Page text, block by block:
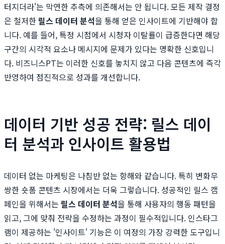
터지더라'는 막연한 추측에 의존해서는 안 됩니다. 모든 제작 결정
은 철저한 릴스 데이터 분석을 통해 얻은 인사이트에 기반해야 합
니다. 예를 들어, 특정 시점에서 시청자 이탈률이 급증한다면 해당
구간의 시각적 요소나 메시지에 문제가 있다는 명확한 신호입니
다. 비즈니스PT는 이러한 신호를 놓치지 않고 다음 콘텐츠에 즉각
반영하여 점진적으로 성과를 개선합니다.
데이터 기반 성공 전략: 릴스 데이
터 분석과 인사이트 활용법
데이터 없는 마케팅은 나침반 없는 항해와 같습니다. 특히 변화무
쌍한 숏폼 콘텐츠 시장에서는 더욱 그렇습니다. 성공적인 릴스 캠
페인을 위해서는 릴스 데이터 분석을 통해 사용자의 행동 패턴을
읽고, 그에 맞춰 전략을 수정하는 과정이 필수적입니다. 인스타그
램이 제공하는 '인사이트' 기능은 이 여정의 가장 강력한 도구입니